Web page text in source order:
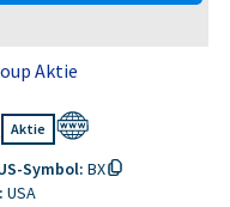
Aktie
Aktie
Symbol: BX
USA